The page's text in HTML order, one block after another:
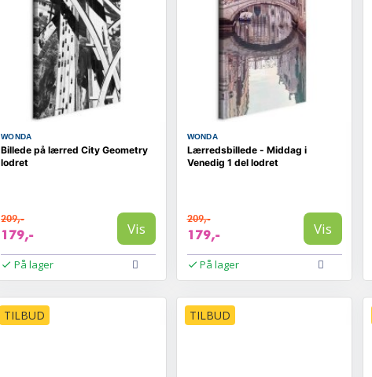
WONDA
Billede på lærred City Geometry
lodret
209,-
179,- Vis
På lager
WONDA
Lærredsbillede - Middag i
Venedig 1 del lodret
209,-
179,- Vis
På lager
TILBUD TILBUD